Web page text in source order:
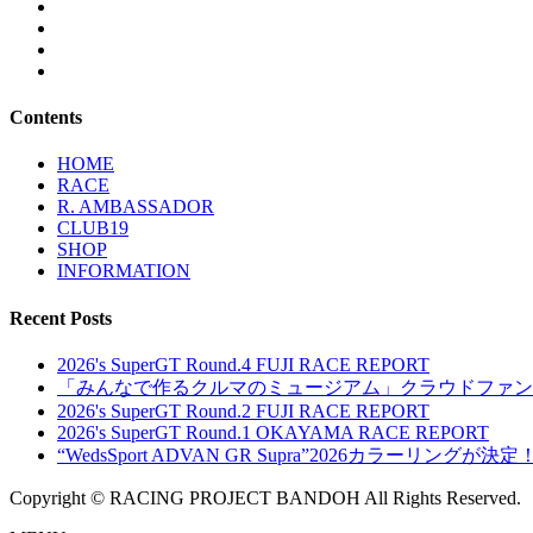
Contents
HOME
RACE
R. AMBASSADOR
CLUB19
SHOP
INFORMATION
Recent Posts
2026's SuperGT Round.4 FUJI RACE REPORT
「みんなで作るクルマのミュージアム」クラウドファ
2026's SuperGT Round.2 FUJI RACE REPORT
2026's SuperGT Round.1 OKAYAMA RACE REPORT
“WedsSport ADVAN GR Supra”2026カラーリングが決定！
Copyright © RACING PROJECT BANDOH All Rights Reserved.